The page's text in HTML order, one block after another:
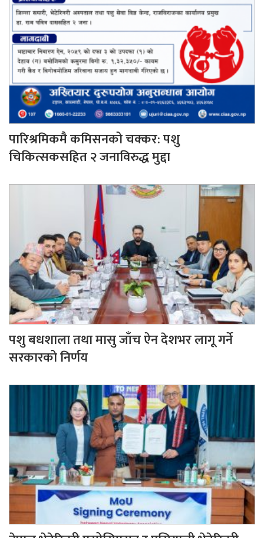
पारिश्रमिकमै कमिसनको चक्कर: पशु
चिकित्सकसहित २ जनाविरुद्ध मुद्दा
पशु बधशाला तथा मासु जाँच ऐन देशभर लागू गर्ने
सरकारको निर्णय